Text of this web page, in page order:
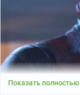
Показать полностью